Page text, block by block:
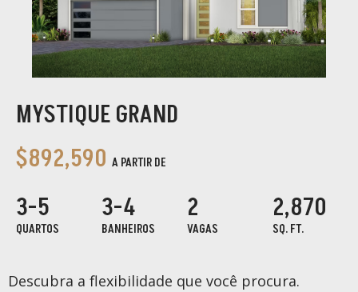
MYSTIQUE GRAND
$892,590 A PARTIR DE
3-5
QUARTOS
3-4
BANHEIROS
2
VAGAS
2,870
SQ. FT.
Descubra a flexibilidade que você procura.